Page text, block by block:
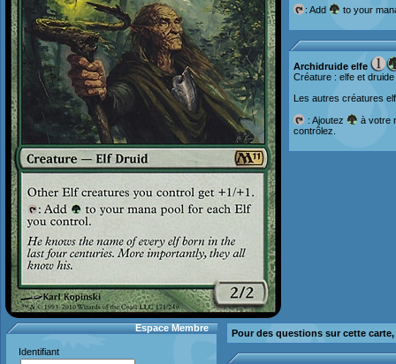
: Add to your
Archidruide elfe
Créature : elfe et druide
Les autres créatures
: Ajoutez
à votre
contrôlez.
Espace Membre
Identifiant
Pour des questions sur cette